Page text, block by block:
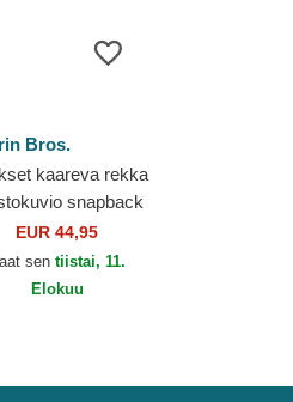
Bros.
kaareva rekka
snapback
Edge Black
The Farm
Bros.
EUR 44,95
sentiistai, 11.
Elokuu